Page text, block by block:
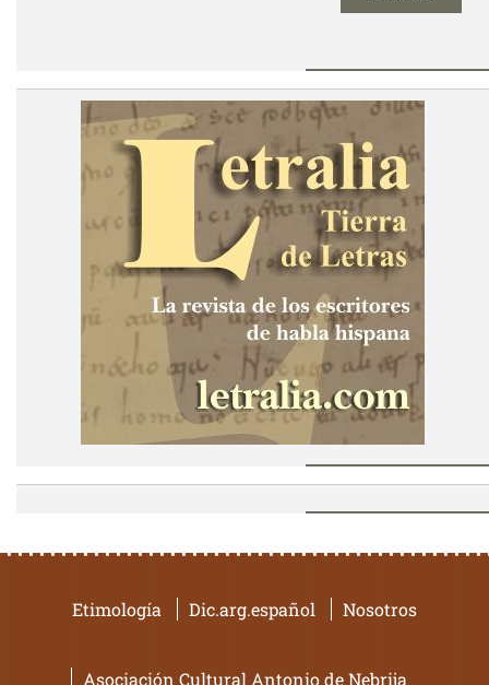
Etimología Dic.arg.español Nosotros
Asociación Cultural Antonio de Nebrija